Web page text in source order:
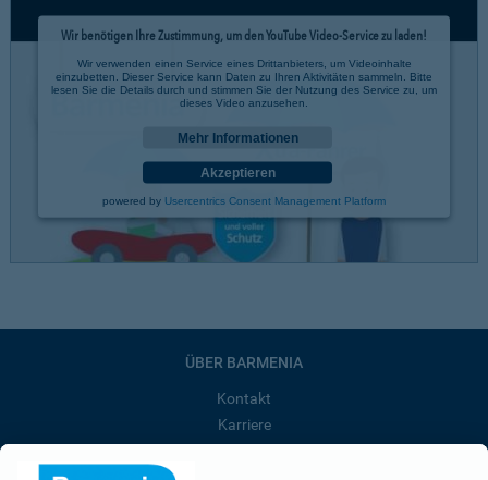
Wir benötigen Ihre Zustimmung, um den YouTube Video-Service zu laden!
Wir verwenden einen Service eines Drittanbieters, um Videoinhalte
einzubetten. Dieser Service kann Daten zu Ihren Aktivitäten sammeln. Bitte
lesen Sie die Details durch und stimmen Sie der Nutzung des Service zu, um
dieses Video anzusehen.
Mehr Informationen
Akzeptieren
powered by Usercentrics Consent Management Platform
ÜBER BARMENIA
Kontakt
Karriere